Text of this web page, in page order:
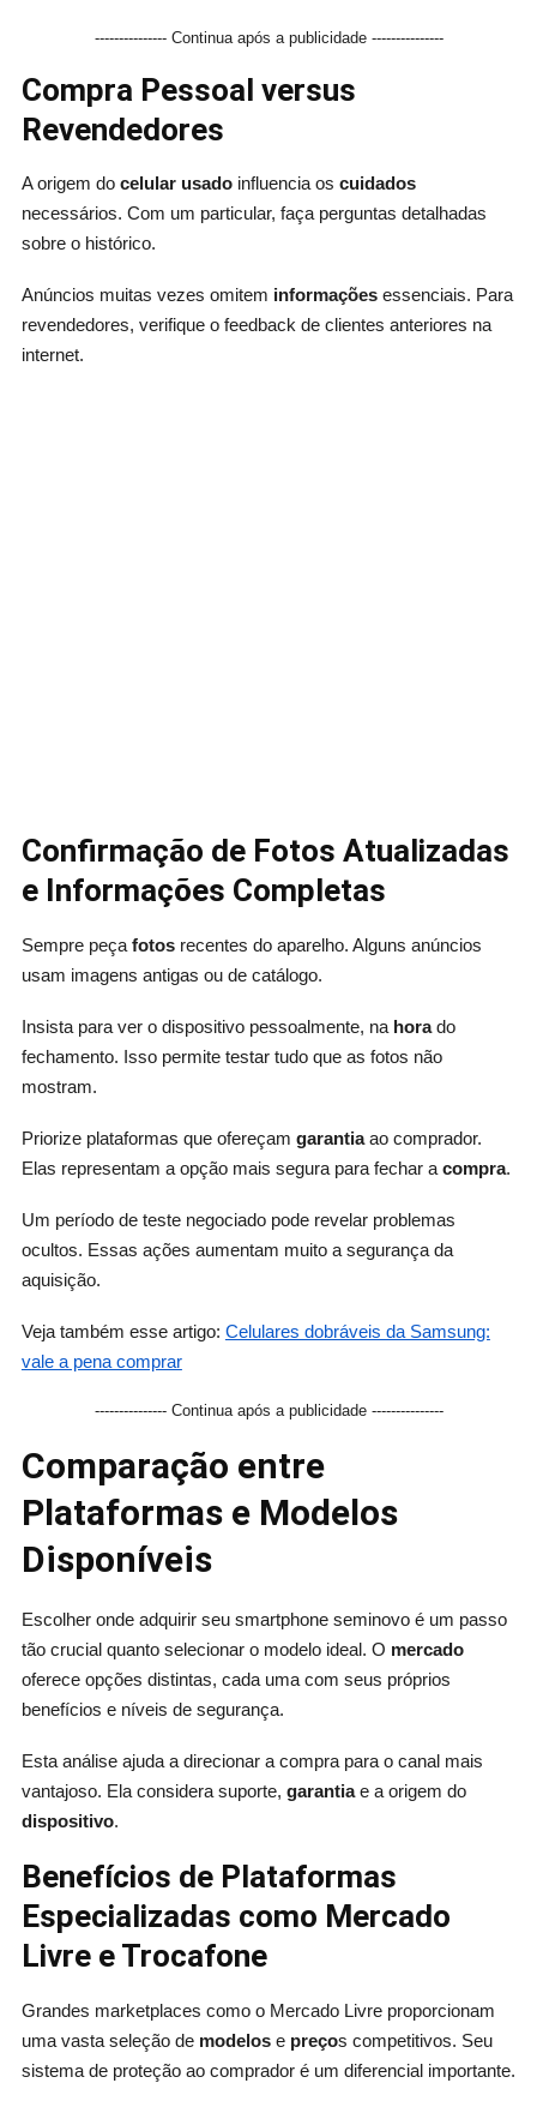
--------------- Continua após a publicidade ---------------
Compra Pessoal versus
Revendedores
A origem do celular usadoinfluencia os cuidados
necessários. Com um particular, faça perguntas detalhadas
sobre o histórico.
Anúncios muitas vezes omitem informaçõesessenciais. Para
revendedores, verifique o feedback de clientes anteriores na
internet.
Confirmação de Fotos Atualizadas
e Informações Completas
Sempre peça fotosrecentes do aparelho. Alguns anúncios
usam imagens antigas ou de catálogo.
Insista para ver o dispositivo pessoalmente, na horado
fechamento. Isso permite testar tudo que as fotos não
mostram.
Priorize plataformas que ofereçam garantiaao comprador.
Elas representam a opção mais segura para fechar a compra.
Um período de teste negociado pode revelar problemas
ocultos. Essas ações aumentam muito a segurança da
aquisição.
Veja também esse artigo: Celulares dobráveis da Samsung:
vale a pena comprar
--------------- Continua após a publicidade ---------------
Comparação entre
Plataformas e Modelos
Disponíveis
Escolher onde adquirir seu smartphone seminovo é um passo
tão crucial quanto selecionar o modelo ideal. O mercado
oferece opções distintas, cada uma com seus próprios
benefícios e níveis de segurança.
Esta análise ajuda a direcionar a compra para o canal mais
vantajoso. Ela considera suporte, garantiae a origem do
dispositivo.
Benefícios de Plataformas
Especializadas como Mercado
Livre e Trocafone
Grandes marketplaces como o Mercado Livre proporcionam
uma vasta seleção de modelose preços competitivos. Seu
sistema de proteção ao comprador é um diferencial importante.